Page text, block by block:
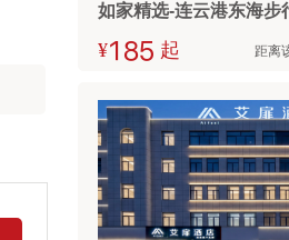
如家精选-连云港东海步
¥  起 距离